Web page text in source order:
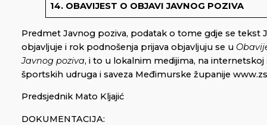
14. OBAVIJEST O OBJAVI JAVNOG POZIVA
Predmet Javnog poziva, podatak o tome gdje se tekst
objavljuje i rok podnošenja prijava objavljuju se u
Javnog poziva, i to u lokalnim medijima, na internetskoj
športskih udruga i saveza Međimurske županije
Predsjednik Mato Kljajić
DOKUMENTACIJA: